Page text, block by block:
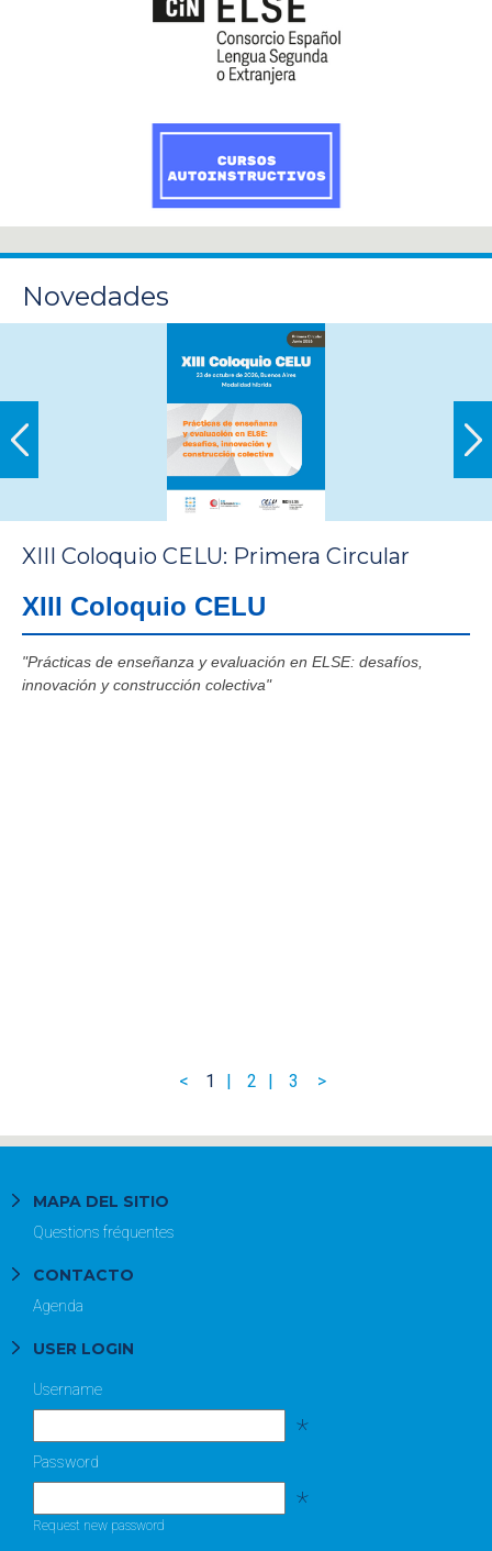
Novedades
XIII Coloquio CELU: Primera Circular
XIII Coloquio CELU
"Prácticas de enseñanza y evaluación en ELSE: desafíos,
innovación y construcción colectiva"
1 2 3
MAPA DEL SITIO
Questions fréquentes
CONTACTO
Agenda
USER LOGIN
Username
*
Password
*
Request new password